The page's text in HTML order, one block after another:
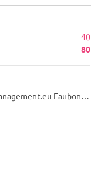
40
80
Eaubonne 95600